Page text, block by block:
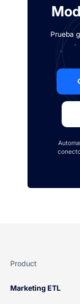
Prueba
Product
Marketing ETL